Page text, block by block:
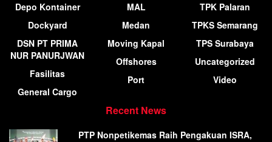
Depo Kontainer
Dockyard
DSN PT PRIMA
NUR PANURJWAN
Fasilitas
General Cargo
MAL
Medan
Moving Kapal
Offshores
Port
TPK Palaran
TPKS Semarang
TPS Surabaya
Uncategorized
Video
Recent News
PTP Nonpetikemas Raih Pengakuan ISRA,